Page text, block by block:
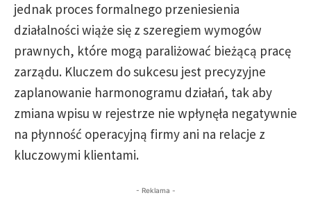
jednak proces formalnego przeniesienia
działalności wiąże się z szeregiem wymogów
prawnych, które mogą paraliżować bieżącą pracę
zarządu. Kluczem do sukcesu jest precyzyjne
zaplanowanie harmonogramu działań, tak aby
zmiana wpisu w rejestrze nie wpłynęła negatywnie
na płynność operacyjną firmy ani na relacje z
kluczowymi klientami.
- Reklama -